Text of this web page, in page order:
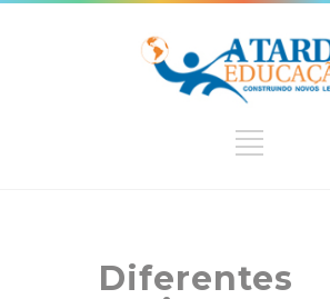
Diferentes